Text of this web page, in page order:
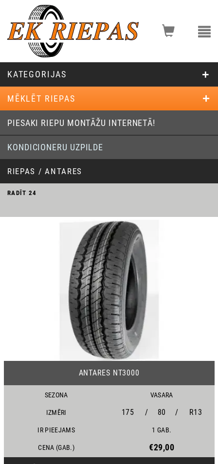
KATEGORIJAS
MĒKLĒT RIEPAS
PIESAKI RIEPU MONTĀŽU INTERNETĀ!
KONDICIONERU UZPILDE
RIEPAS / ANTARES
RADĪT 24
ANTARES NT3000
SEZONA VASARA
IZMĒRI 175 / 80 / R13
IR PIEEJAMS 1 GAB.
CENA (GAB.) €29,00